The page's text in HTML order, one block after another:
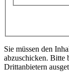
Sie müssen den
abzuschicken. Bitte
Drittanbietern